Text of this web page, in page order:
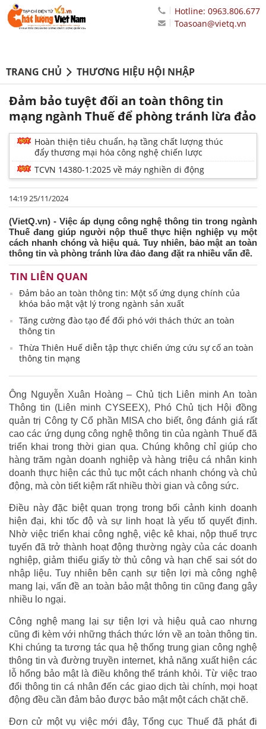
Hotline: 0963.806.677
Toasoan@vietq.vn
TRANG CHỦ THƯƠNG HIỆU HỘI NHẬP
Đảm bảo tuyệt đối an toàn thông tin
mạng ngành Thuế để phòng tránh lừa đảo
Hoàn thiện tiêu chuẩn, hạ tầng chất lượng thúc
đẩy thương mại hóa công nghệ chiến lược
TCVN 14380-1:2025 về máy nghiền di động
14:19 25/11/2024
(VietQ.vn) - Việc áp dụng công nghệ thông tin trong ngành
Thuế đang giúp người nộp thuế thực hiện nghiệp vụ một
cách nhanh chóng và hiệu quả. Tuy nhiên, bảo mật an toàn
thông tin và phòng tránh lừa đảo đang đặt ra nhiều vấn đề.
TIN LIÊN QUAN
Đảm bảo an toàn thông tin: Một số ứng dụng chính của
khóa bảo mật vật lý trong ngành sản xuất
Tăng cường đào tạo để đối phó với thách thức an toàn
thông tin
Thừa Thiên Huế diễn tập thực chiến ứng cứu sự cố an toàn
thông tin mạng
Ông Nguyễn Xuân Hoàng – Chủ tịch Liên minh An toàn
Thông tin (Liên minh CYSEEX), Phó Chủ tịch Hội đồng
quản trị Công ty Cổ phần MISA cho biết, ông đánh giá rất
cao các ứng dụng công nghệ thông tin của ngành Thuế đã
triển khai trong thời gian qua. Chúng không chỉ giúp cho
hàng trăm ngàn doanh nghiệp và hàng triệu cá nhân kinh
doanh thực hiện các thủ tục một cách nhanh chóng và chủ
động, mà còn tiết kiệm rất nhiều thời gian và công sức.
Điều này đặc biệt quan trọng trong bối cảnh kinh doanh
hiện đại, khi tốc độ và sự linh hoạt là yếu tố quyết định.
Nhờ việc triển khai công nghệ, việc kê khai, nộp thuế trực
tuyến đã trở thành hoạt động thường ngày của các doanh
nghiệp, giảm thiểu giấy tờ thủ công và hạn chế sai sót do
nhập liệu. Tuy nhiên bên cạnh sự tiện lợi mà công nghệ
mang lại, vấn đề an toàn bảo mật thông tin cũng đang gây
nhiều lo ngại.
Công nghệ mang lại sự tiện lợi và hiệu quả cao nhưng
cũng đi kèm với những thách thức lớn về an toàn thông tin.
Khi chúng ta tương tác qua hệ thống trung gian công nghệ
thông tin và đường truyền internet, khả năng xuất hiện các
lỗ hổng bảo mật là điều không thể tránh khỏi. Từ việc trao
đổi thông tin cá nhân đến các giao dịch tài chính, mọi hoạt
động đều cần đảm bảo được bảo mật một cách chặt chẽ.
Đơn cử một vụ việc mới đây, Tổng cục Thuế đã phát đi